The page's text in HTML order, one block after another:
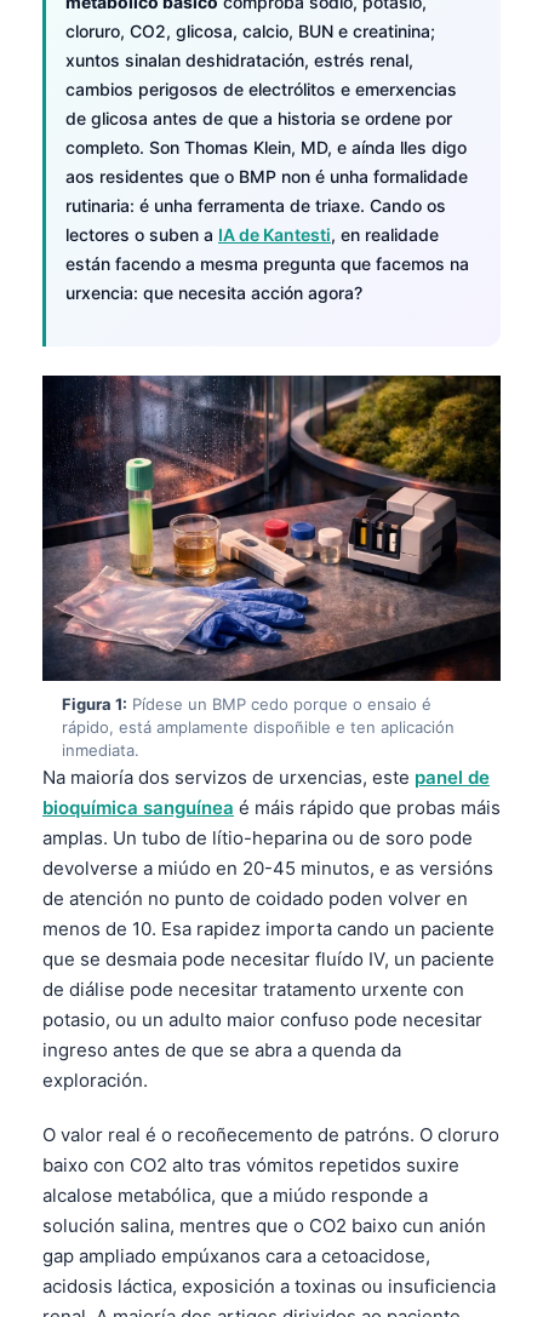
cloruro, CO2, glicosa, calcio, BUN e creatinina;
xuntos sinalan deshidratación, estrés renal,
cambios perigosos de electrólitos e emerxencias
de glicosa antes de que a historia se ordene por
completo. Son Thomas Klein, MD, e aínda lles digo
aos residentes que o BMP non é unha formalidade
rutinaria: é unha ferramenta de triaxe. Cando os
lectores o suben a IA de Kantesti, en realidade
están facendo a mesma pregunta que facemos na
urxencia: que necesita acción agora?
Figura 1: Pídese un BMP cedo porque o ensaio é
rápido, está amplamente dispoñible e ten aplicación
inmediata.
Na maioría dos servizos de urxencias, este panel de
bioquímica sanguínea é máis rápido que probas máis
amplas. Un tubo de lítio-heparina ou de soro pode
devolverse a miúdo en 20-45 minutos, e as versións
de atención no punto de coidado poden volver en
menos de 10. Esa rapidez importa cando un paciente
que se desmaia pode necesitar fluído IV, un paciente
de diálise pode necesitar tratamento urxente con
potasio, ou un adulto maior confuso pode necesitar
ingreso antes de que se abra a quenda da
exploración.
O valor real é o recoñecemento de patróns. O cloruro
baixo con CO2 alto tras vómitos repetidos suxire
alcalose metabólica, que a miúdo responde a
solución salina, mentres que o CO2 baixo cun anión
gap ampliado empúxanos cara a cetoacidose,
acidosis láctica, exposición a toxinas ou insuficiencia